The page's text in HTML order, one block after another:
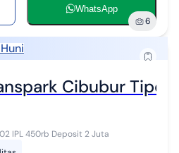
WhatsApp
6
Cibubur Tipe
Tipe Studio Lantai 33 Lt A 3302 IPL 450rb Deposit 2 Juta